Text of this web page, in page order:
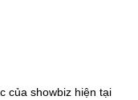
của showbiz hiện tại